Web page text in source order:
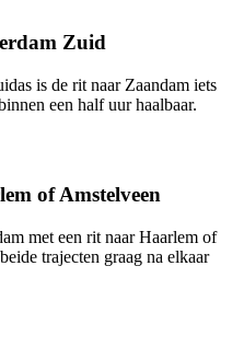
Zuid
is de rit naar Zaandam iets
een half uur haalbaar.
of Amstelveen
met een rit naar Haarlem of
trajecten graag na elkaar